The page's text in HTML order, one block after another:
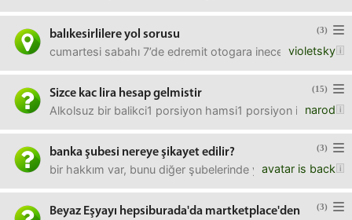
(3)
balıkesirlilere yol sorusu
violetsky
cumartesi sabahı 7’de edremit otogara ineceğim.
(15)
Sizce kac lira hesap gelmistir
narod
Alkolsuz bir balikci1 porsiyon hamsi1 porsiyon istavrit1
(3)
banka şubesi nereye şikayet edilir?
avatar is back
bir hakkım var, bunu diğer şubelerinde ya da diğer
(3)
Beyaz Eşyayı hepsiburada'da martketplace'den